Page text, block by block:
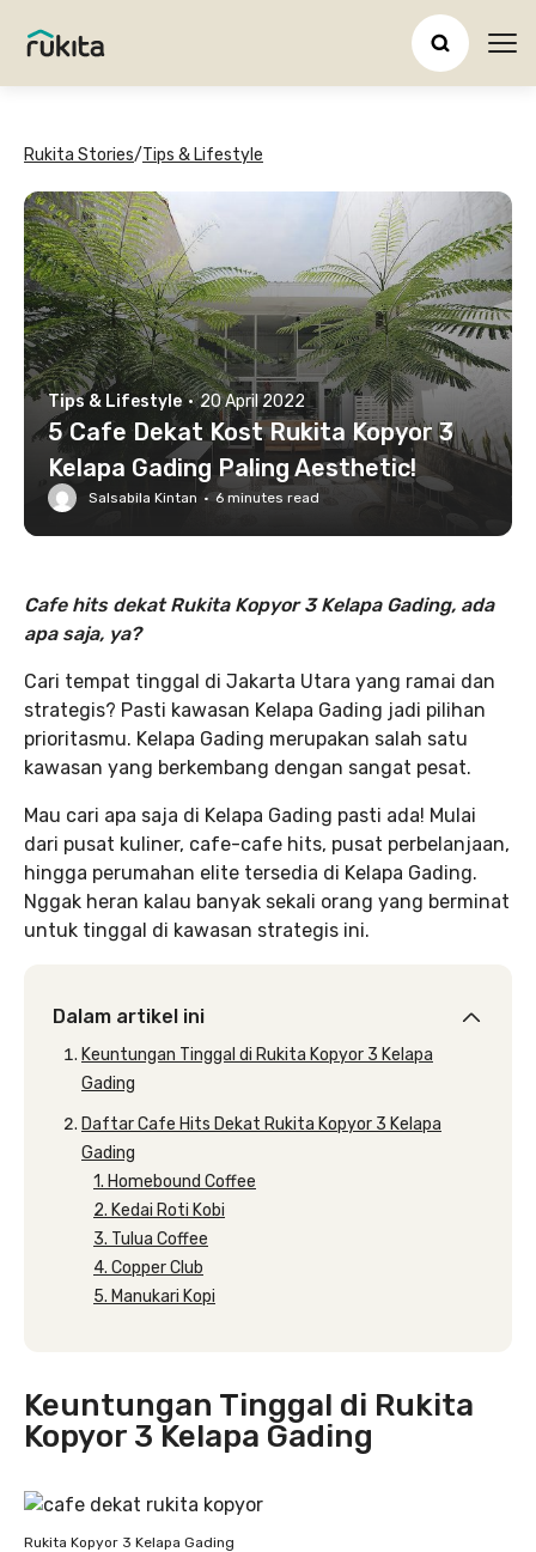
Rukita Stories/Tips & Lifestyle
Tips & Lifestyle · 20 April 2022
5 Cafe Dekat Kost Rukita Kopyor 3
Kelapa Gading Paling Aesthetic!
Salsabila Kintan · 6 minutes read
Cafe hits dekat Rukita Kopyor 3 Kelapa Gading, ada
apa saja, ya?
Cari tempat tinggal di Jakarta Utara yang ramai dan
strategis? Pasti kawasan Kelapa Gading jadi pilihan
prioritasmu. Kelapa Gading merupakan salah satu
kawasan yang berkembang dengan sangat pesat.
Mau cari apa saja di Kelapa Gading pasti ada! Mulai
dari pusat kuliner, cafe-cafe hits, pusat perbelanjaan,
hingga perumahan elite tersedia di Kelapa Gading.
Nggak heran kalau banyak sekali orang yang berminat
untuk tinggal di kawasan strategis ini.
Dalam artikel ini
Keuntungan Tinggal di Rukita Kopyor 3 Kelapa
Gading
Daftar Cafe Hits Dekat Rukita Kopyor 3 Kelapa
Gading
1. Homebound Coffee
2. Kedai Roti Kobi
3. Tulua Coffee
4. Copper Club
5. Manukari Kopi
Keuntungan Tinggal di Rukita
Kopyor 3 Kelapa Gading
Rukita Kopyor 3 Kelapa Gading